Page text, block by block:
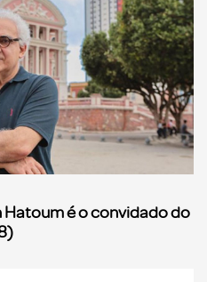
é o convidado do